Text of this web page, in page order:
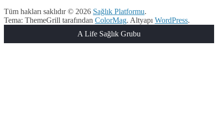
Tüm hakları saklıdır © 2026 Sağlık Platformu.
Tema: ThemeGrill tarafından ColorMag. Altyapı WordPress.
A Life Sağlık Grubu